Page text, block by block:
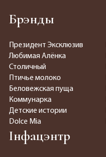
Брэнды
Президент Эксклюзив
Любимая Алёнка
Столичный
Птичье молоко
Беловежская пуща
Коммунарка
Детские истории
Dolce Mia
Інфацэнтр